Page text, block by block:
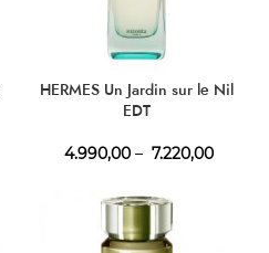
HERMES Un Jardin sur le Nil
EDT
4.990,00 – 7.220,00